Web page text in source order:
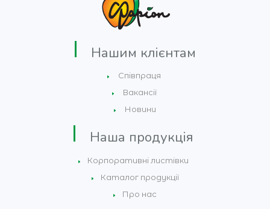
Нашим клієнтам
Співпраця
Вакансії
Новини
Наша продукція
Корпоративні листівки
Каталог продукції
Про нас